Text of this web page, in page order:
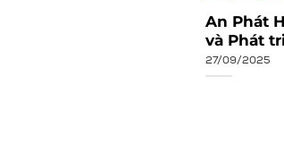
An Phát
và Phát
27/09/2025